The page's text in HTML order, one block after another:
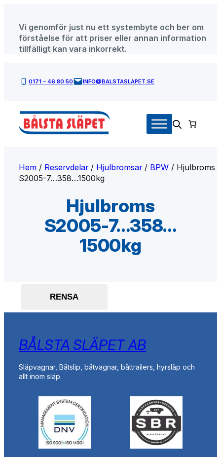
innehåll
Vi genomför just nu ett systembyte och ber om
förståelse för att priser eller annan information
tillfälligt kan vara inkorrekt.
0171 – 46 80 50 INFO@BALSTASLAPET.SE
Hem / Reservdelar/ Hjulbromsar/ BPW / Hjulbroms
S2005-7…358…1500kg
Hjulbroms
S2005-7…358…
1500kg
RENSA
BÅLSTA SLÄPET AB
Släpvagnar, Båtslip, båtvagnar, båttrailers, hyrsläp och
allt inom släp.